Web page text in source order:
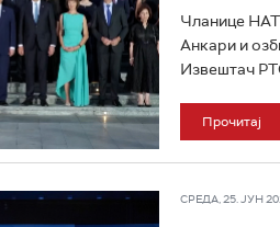
Чланице
Анкари и
Извештач
Прочитај
СРЕДА, 25. ЈУН